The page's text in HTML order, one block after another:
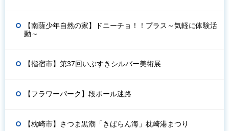
【南薩少年自然の家】ドニーチョ！！プラス～気軽に体験活
動～
【指宿市】第37回いぶすきシルバー美術展
【フラワーパーク】段ボール迷路
【枕崎市】さつま黒潮「きばらん海」枕崎港まつり